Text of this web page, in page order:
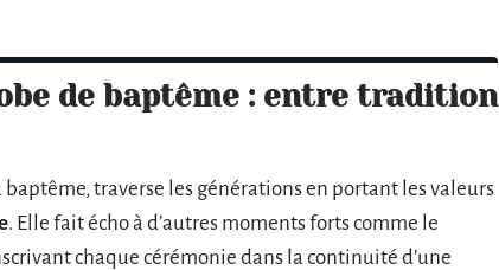
de baptême : entre tradition
traverse les générations en portant les valeurs
. Elle fait écho à d’autres moments forts comme le
chaque cérémonie dans la continuité d’une